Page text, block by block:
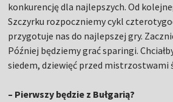
konkurencję dla najlepszych. Od
Szczyrku rozpoczniemy cykl
przygotuje nas do najlepszej gry.
Później będziemy grać sparingi.
siedem, dziewięć przed mistrzostwami
– Pierwszy będzie z Bułgarią?